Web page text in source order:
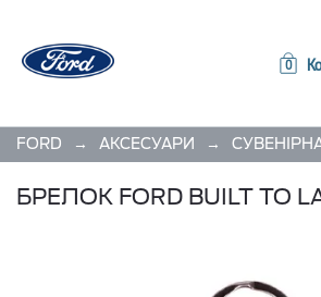
0
FORD → АКСЕСУАРИ →
БРЕЛОК FORD BUILT TO